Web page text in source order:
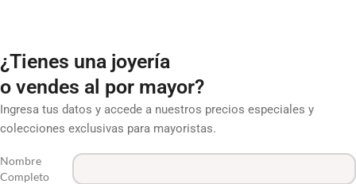
¿Tienes una joyería
o vendes al por mayor?
Ingresa tus datos y accede a nuestros precios especiales y
colecciones exclusivas para mayoristas.
Nombre
Completo